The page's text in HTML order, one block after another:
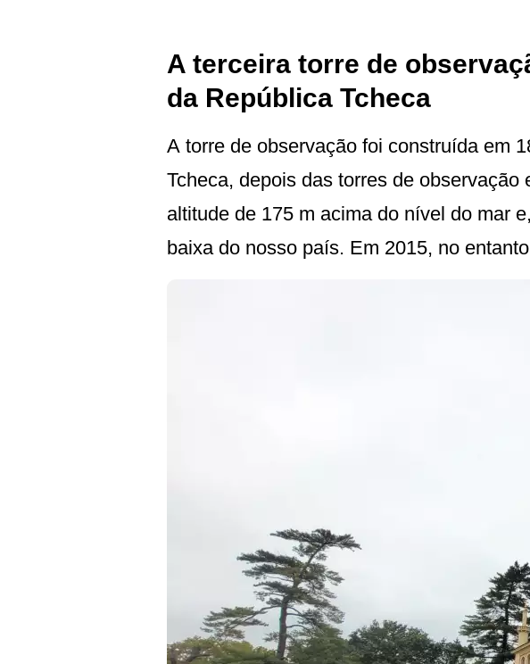
A terceira torre de
da República Tcheca
A torre de observação foi construída em
Tcheca, depois das torres de
altitude de 175 m acima do nível do mar
baixa do nosso país. Em 2015, no